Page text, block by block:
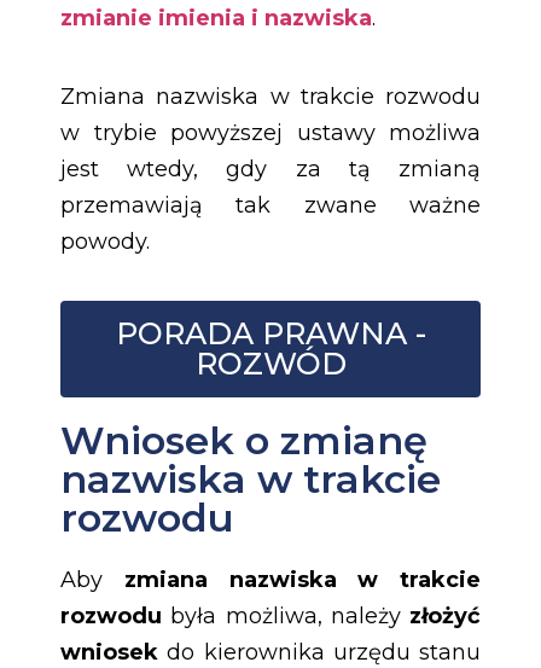
zmianie imienia i nazwiska.
Zmiana nazwiska w trakcie rozwodu
w trybie powyższej ustawy możliwa
jest wtedy, gdy za tą zmianą
przemawiają tak zwane ważne
powody.
PORADA PRAWNA -
ROZWÓD
Wniosek o zmianę
nazwiska w trakcie
rozwodu
Aby zmiana nazwiska w trakcie
rozwodu była możliwa, należy złożyć
wniosek do kierownika urzędu stanu